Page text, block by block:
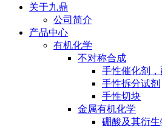
关于九鼎
公司简介
产品中心
有机化学
不对称合成
手性催化剂，
手性拆分试剂
手性切块
金属有机化学
硼酸及其衍生